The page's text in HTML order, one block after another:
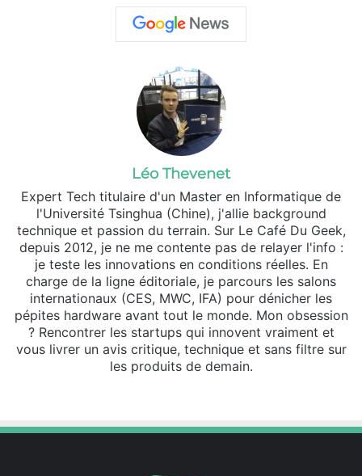
Léo Thevenet
Expert Tech titulaire d'un Master en Informatique de
l'Université Tsinghua (Chine), j'allie background
technique et passion du terrain. Sur Le Café Du Geek,
depuis 2012, je ne me contente pas de relayer l'info :
je teste les innovations en conditions réelles. En
charge de la ligne éditoriale, je parcours les salons
internationaux (CES, MWC, IFA) pour dénicher les
pépites hardware avant tout le monde. Mon obsession
? Rencontrer les startups qui innovent vraiment et
vous livrer un avis critique, technique et sans filtre sur
les produits de demain.